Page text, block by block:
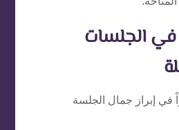
في الجلسات
في إبراز جمال الجلسة